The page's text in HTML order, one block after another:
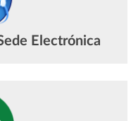
Electrónica